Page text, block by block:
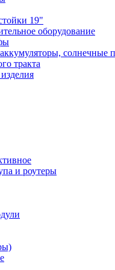
19"
оборудование
солнечные
тракта
и роутеры